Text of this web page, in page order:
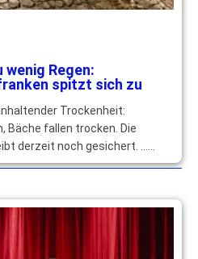
Regen:
spitzt sich zu
Trockenheit:
Bäche fallen trocken. Die
derzeit noch gesichert. …